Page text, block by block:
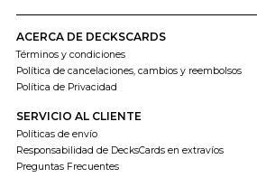
ACERCA DE DECKSCARDS
Términos y condiciones
Política de cancelaciones, cambios y reembolsos
Política de Privacidad
SERVICIO AL CLIENTE
Políticas de envío
Responsabilidad de DecksCards en extravíos
Preguntas Frecuentes